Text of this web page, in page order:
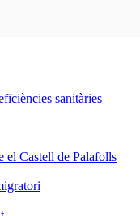
sanitàries
el Castell de Palafolls